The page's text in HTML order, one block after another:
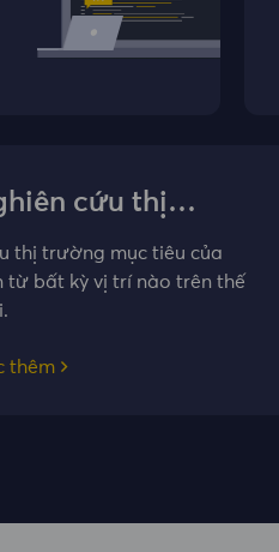
cứu thị
thị trường mục tiêu của
từ bất kỳ vị trí nào trên thế
thêm